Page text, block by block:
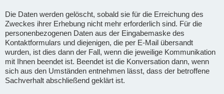
Die Daten werden gelöscht, sobald sie für die Erreichung des
Zweckes ihrer Erhebung nicht mehr erforderlich sind. Für die
personenbezogenen Daten aus der Eingabemaske des
Kontaktformulars und diejenigen, die per E-Mail übersandt
wurden, ist dies dann der Fall, wenn die jeweilige Kommunikation
mit Ihnen beendet ist. Beendet ist die Konversation dann, wenn
sich aus den Umständen entnehmen lässt, dass der betroffene
Sachverhalt abschließend geklärt ist.